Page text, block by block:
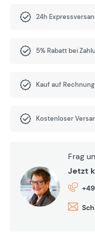
24h
5% Rabatt bei
Kauf auf
Kostenloser
Frag
Jetzt